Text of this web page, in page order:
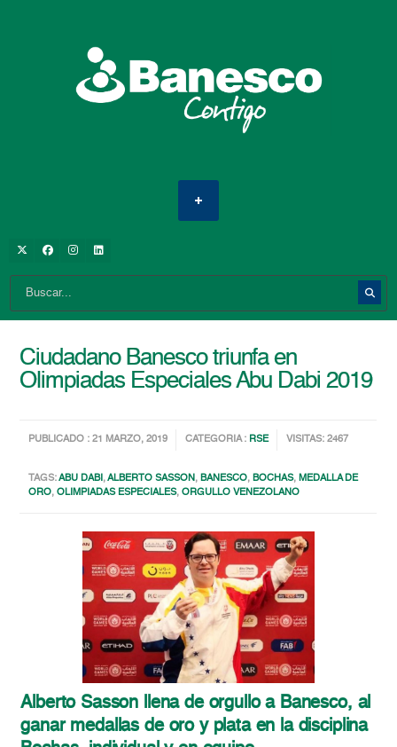
Ciudadano Banesco triunfa en
Olimpiadas Especiales Abu Dabi 2019
PUBLICADO : 21 MARZO, 2019 CATEGORIA : RSE VISITAS: 2467
TAGS:ABU DABI,ALBERTO SASSON,BANESCO,BOCHAS,MEDALLA DE
ORO,OLIMPIADAS ESPECIALES,ORGULLO VENEZOLANO
Alberto Sasson llena de orgullo a Banesco, al
ganar medallas de oro y plata en la disciplina